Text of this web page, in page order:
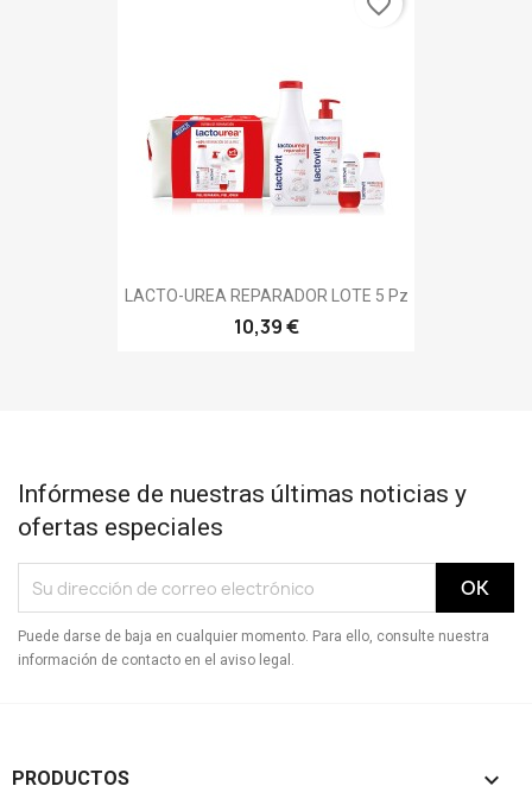
LACTO-UREA REPARADOR LOTE 5 Pz
10,39 €
Infórmese de nuestras últimas noticias y
ofertas especiales
Puede darse de baja en cualquier momento. Para ello, consulte nuestra
información de contacto en el aviso legal.
PRODUCTOS 